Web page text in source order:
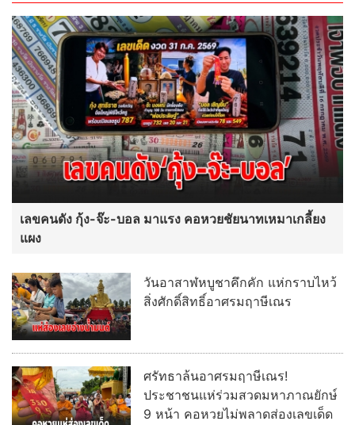
เลขคนดัง กุ้ง-จ๊ะ-บอล มาแรง คอหวยชัยนาทเหมาเกลี้ยง
แผง
วันอาสาฬหบูชาคึกคัก แห่กราบไหว้
สิ่งศักดิ์สิทธิ์อาศรมฤาษีเณร
ศรัทธาล้นอาศรมฤาษีเณร!
ประชาชนแห่ร่วมสวดมหาภาณยักษ์
9 หน้า คอหวยไม่พลาดส่องเลขเด็ด